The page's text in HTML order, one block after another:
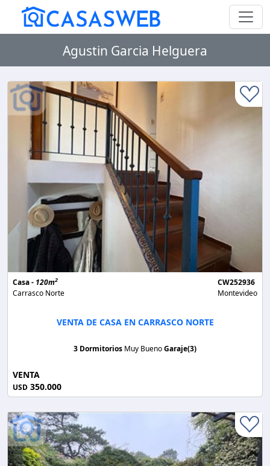
Agustin Garcia Helguera
Casa - 120m2
Carrasco Norte
CW252936
Montevideo
VENTA DE CASA EN CARRASCO NORTE
3 Dormitorios Muy BuenoGaraje(3)
VENTA
USD 350.000